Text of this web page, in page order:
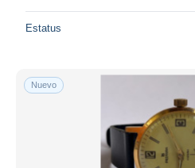
Estatus
Nuevo